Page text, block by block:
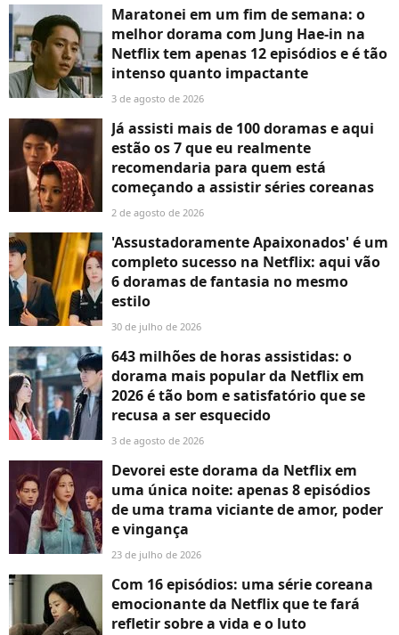
Maratonei em um fim de semana: o
melhor dorama com Jung Hae-in na
Netflix tem apenas 12 episódios e é tão
intenso quanto impactante
3 de agosto de 2026
Já assisti mais de 100 doramas e aqui
estão os 7 que eu realmente
recomendaria para quem está
começando a assistir séries coreanas
2 de agosto de 2026
'Assustadoramente Apaixonados' é um
completo sucesso na Netflix: aqui vão
6 doramas de fantasia no mesmo
estilo
30 de julho de 2026
643 milhões de horas assistidas: o
dorama mais popular da Netflix em
2026 é tão bom e satisfatório que se
recusa a ser esquecido
3 de agosto de 2026
Devorei este dorama da Netflix em
uma única noite: apenas 8 episódios
de uma trama viciante de amor, poder
e vingança
23 de julho de 2026
Com 16 episódios: uma série coreana
emocionante da Netflix que te fará
refletir sobre a vida e o luto